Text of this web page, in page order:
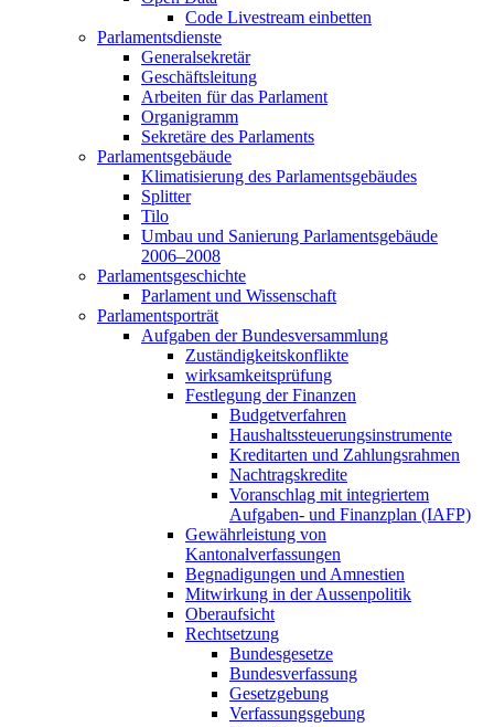
Code Livestream einbetten
Parlamentsdienste
Generalsekretär
Geschäftsleitung
Arbeiten für das Parlament
Organigramm
Sekretäre des Parlaments
Parlamentsgebäude
Klimatisierung des Parlamentsgebäudes
Splitter
Tilo
Umbau und Sanierung Parlamentsgebäude
2006–2008
Parlamentsgeschichte
Parlament und Wissenschaft
Parlamentsporträt
Aufgaben der Bundesversammlung
Zuständigkeitskonflikte
wirksamkeitsprüfung
Festlegung der Finanzen
Budgetverfahren
Haushaltssteuerungsinstrumente
Kreditarten und Zahlungsrahmen
Nachtragskredite
Voranschlag mit integriertem
Aufgaben- und Finanzplan (IAFP)
Gewährleistung von
Kantonalverfassungen
Begnadigungen und Amnestien
Mitwirkung in der Aussenpolitik
Oberaufsicht
Rechtsetzung
Bundesgesetze
Bundesverfassung
Gesetzgebung
Verfassungsgebung